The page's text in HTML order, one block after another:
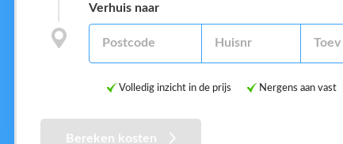
Verhuis naar
Volledig inzicht in de prijs Nergens aan vast
Bereken kosten